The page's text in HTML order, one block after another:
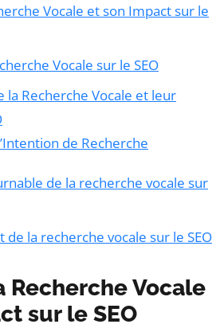
Vocale et son Impact sur le
Vocale sur le SEO
la Recherche Vocale et leur
de Recherche
de la recherche vocale sur
de la recherche vocale sur le SEO
Recherche Vocale
sur le SEO